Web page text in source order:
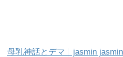
母乳神話とデマ｜jasmin jasmin